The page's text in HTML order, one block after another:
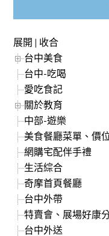
展開 | 收合
台中美食
台中-吃喝
愛吃食記
關於教育
中部-遊樂
美食餐廳菜單、價
網購宅配伴手禮
生活綜合
奇摩首頁餐廳
台中外帶
特賣會、展場好康
台中外送